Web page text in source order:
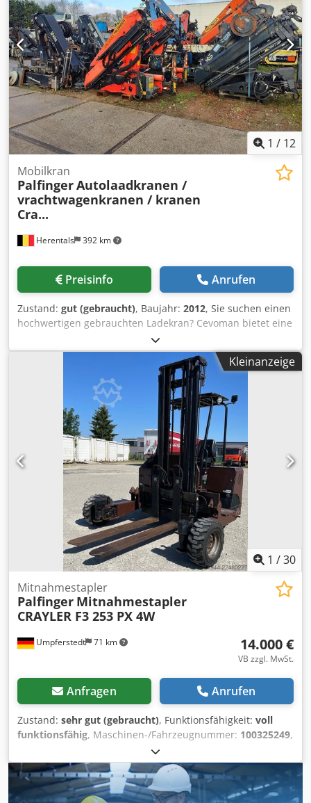
1 / 12
Herentals 392 km
Mobilkran
PalfingerAutolaadkranen /
vrachtwagenkranen / kranen
Cra...
Preisinfo Anrufen
Zustand: gut (gebraucht), Baujahr: 2012, Sie suchen einen
hochwertigen gebrauchten Ladekran? Cevoman bietet eine
große Auswahl an professionell gewarteten und geprüften
Ladekranen führender Marken wie Palfinger, HIAB, Fassi,
Effer und PM. Sowohl kompakte als auch schwere Krane
sind DIREKT ab Lager verfügbar. Wir verfügen über
verschiedene Modelle mit unterschiedlichen
Hubleistungen und Ausladungen. Ob Sie einen Kran für
Containertransport, Baugewerbe, Recycling, Holztransport
oder allgemeine Transportanwendungen suchen – wir
helfen Ihnen gerne, die passende Lösung zu finden.
Kontaktieren Sie uns unverbindlich für unser aktuelles
Lagerangebot oder ein individuelles Angebot.
Dwjdpfxjywky No Adtoa Cevoman bvba. Lenskensdijk 5
2200 Herentals Belgien
Kleinanzeige
1 /30
Umpferstedt 71 km
Mitnahmestapler
Palfinger Mitnahmestapler
CRAYLER F3 253 PX 4W
14.000 €
VB zzgl. MwSt.
Anfragen Anrufen
Zustand: sehr gut (gebraucht), Funktionsfähigkeit: voll
funktionsfähig, Maschinen-/Fahrzeugnummer: 100325249,
, Betriebsstunden:
kg, Kraftstofftyp:Diesel, Masttyp:ausziehbar, Leistung:
24,5 kW (33,31 PS), Motorenhersteller:Lombardini
Getriebetyp:Automatisch, Reifenzustand: 60 %,